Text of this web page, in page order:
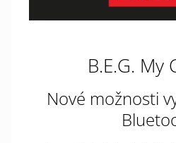
B.E.G. My
Nové možnosti